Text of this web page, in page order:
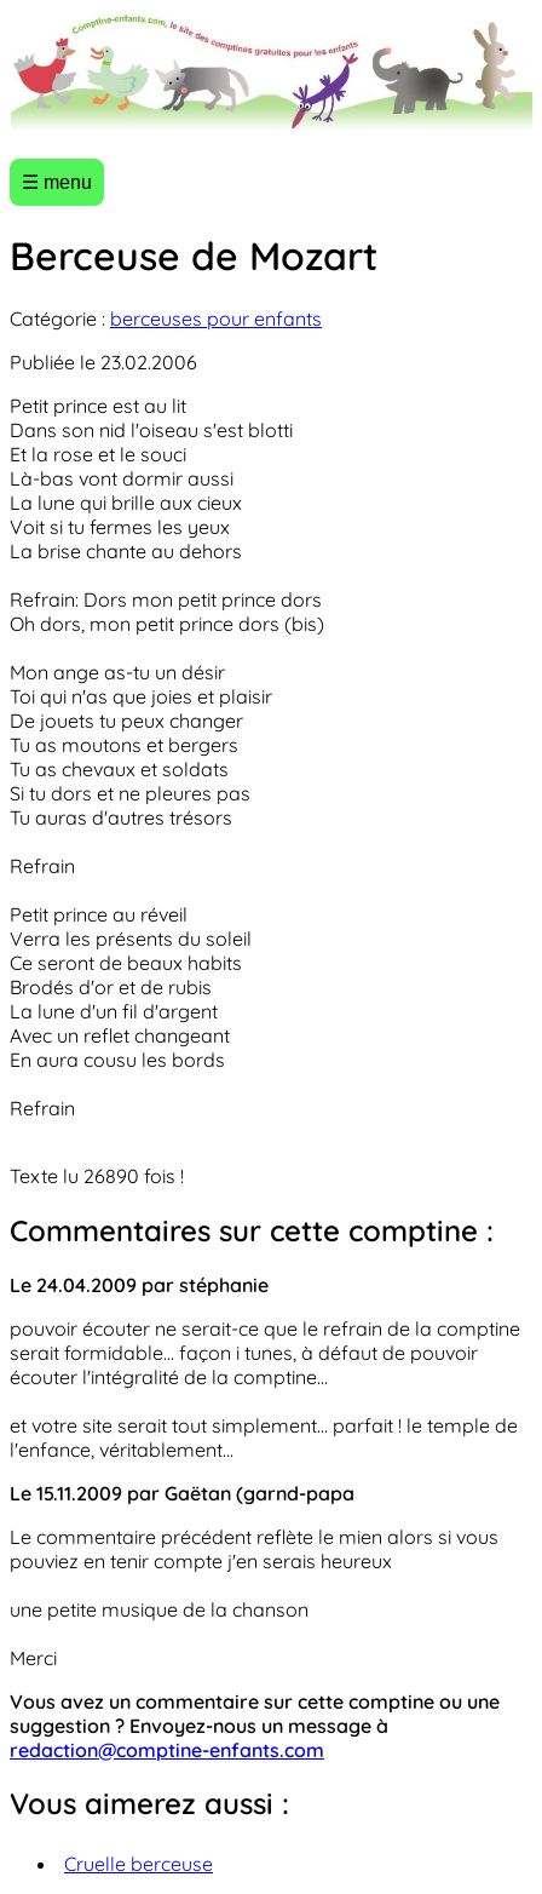
☰ menu
Berceuse de Mozart
Catégorie : berceuses pour enfants
Publiée le 23.02.2006
Petit prince est au lit
Dans son nid l'oiseau s'est blotti
Et la rose et le souci
Là-bas vont dormir aussi
La lune qui brille aux cieux
Voit si tu fermes les yeux
La brise chante au dehors
Refrain: Dors mon petit prince dors
Oh dors, mon petit prince dors (bis)
Mon ange as-tu un désir
Toi qui n'as que joies et plaisir
De jouets tu peux changer
Tu as moutons et bergers
Tu as chevaux et soldats
Si tu dors et ne pleures pas
Tu auras d'autres trésors
Refrain
Petit prince au réveil
Verra les présents du soleil
Ce seront de beaux habits
Brodés d'or et de rubis
La lune d'un fil d'argent
Avec un reflet changeant
En aura cousu les bords
Refrain
Texte lu 26890 fois !
Commentaires sur cette comptine :
Le 24.04.2009 par stéphanie
pouvoir écouter ne serait-ce que le refrain de la comptine
serait formidable... façon i tunes, à défaut de pouvoir
écouter l'intégralité de la comptine...
et votre site serait tout simplement... parfait ! le temple de
l'enfance, véritablement...
Le 15.11.2009 par Gaëtan (garnd-papa
Le commentaire précédent reflète le mien alors si vous
pouviez en tenir compte j'en serais heureux
une petite musique de la chanson
Merci
Vous avez un commentaire sur cette comptine ou une
suggestion ? Envoyez-nous un message à
redaction@comptine-enfants.com
Vous aimerez aussi :
Cruelle berceuse